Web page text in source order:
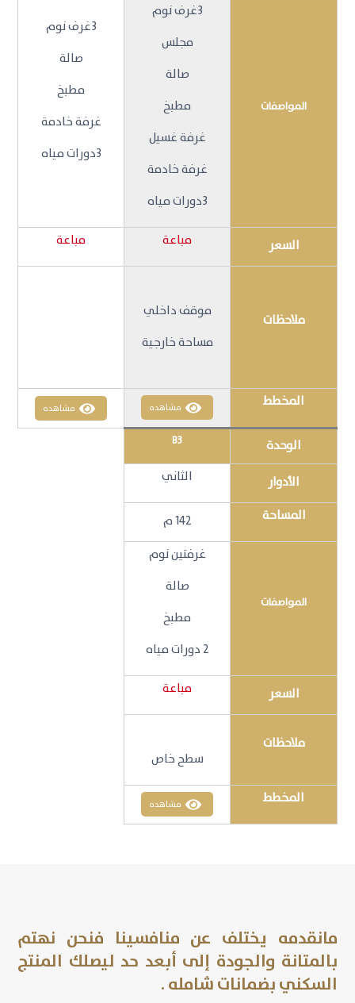
المواصفات
3غرف نوم
مجلس
صالة
مطبخ
غرفة غسيل
غرفة خادمة
3دورات مياه
3غرف نوم
صالة
مطبخ
غرفة خادمة
3دورات مياه
السعر مباعة مباعة
ملاحظات
موقف داخلي
مساحة خارجية
المخطط مشاهده مشاهده
الوحدة B3
الأدوار الثاني
المساحة 142 م
المواصفات
غرفتين نوم
صالة
مطبخ
2 دورات مياه
السعر مباعة
ملاحظات
سطح خاص
المخطط مشاهده
مانقدمه يختلف عن منافسينا فنحن نهتم
بالمتانة والجودة إلى أبعد حد ليصلك المنتج
السكني بضمانات شامله .